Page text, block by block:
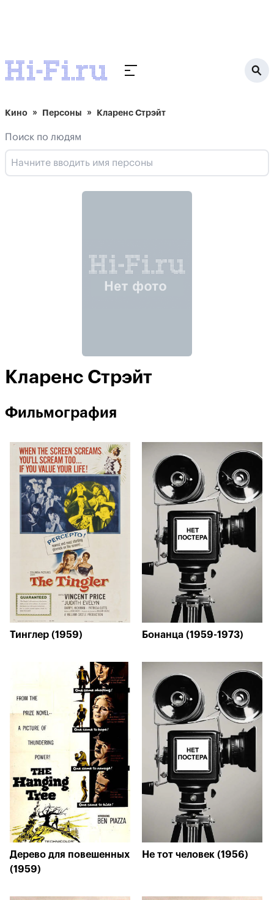
Кино Персоны Кларенс Стрэйт
Поиск по людям
Кларенс Стрэйт
Фильмография
Тинглер (1959) Бонанца (1959-1973)
Дерево для повешенных
(1959)
Не тот человек (1956)